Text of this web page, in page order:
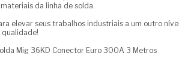
da linha de solda.
elevar seus trabalhos industriais a um outro nível
Mig 36KD Conector Euro 300A 3 Metros